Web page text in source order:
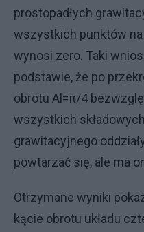
prostopadłych
wszystkich punktów
wynosi zero. Taki
podstawie, że po
obrotu Al=π/4
wszystkich
grawitacyjnego
powtarzać się, ale ma
Otrzymane wyniki
kącie obrotu układu